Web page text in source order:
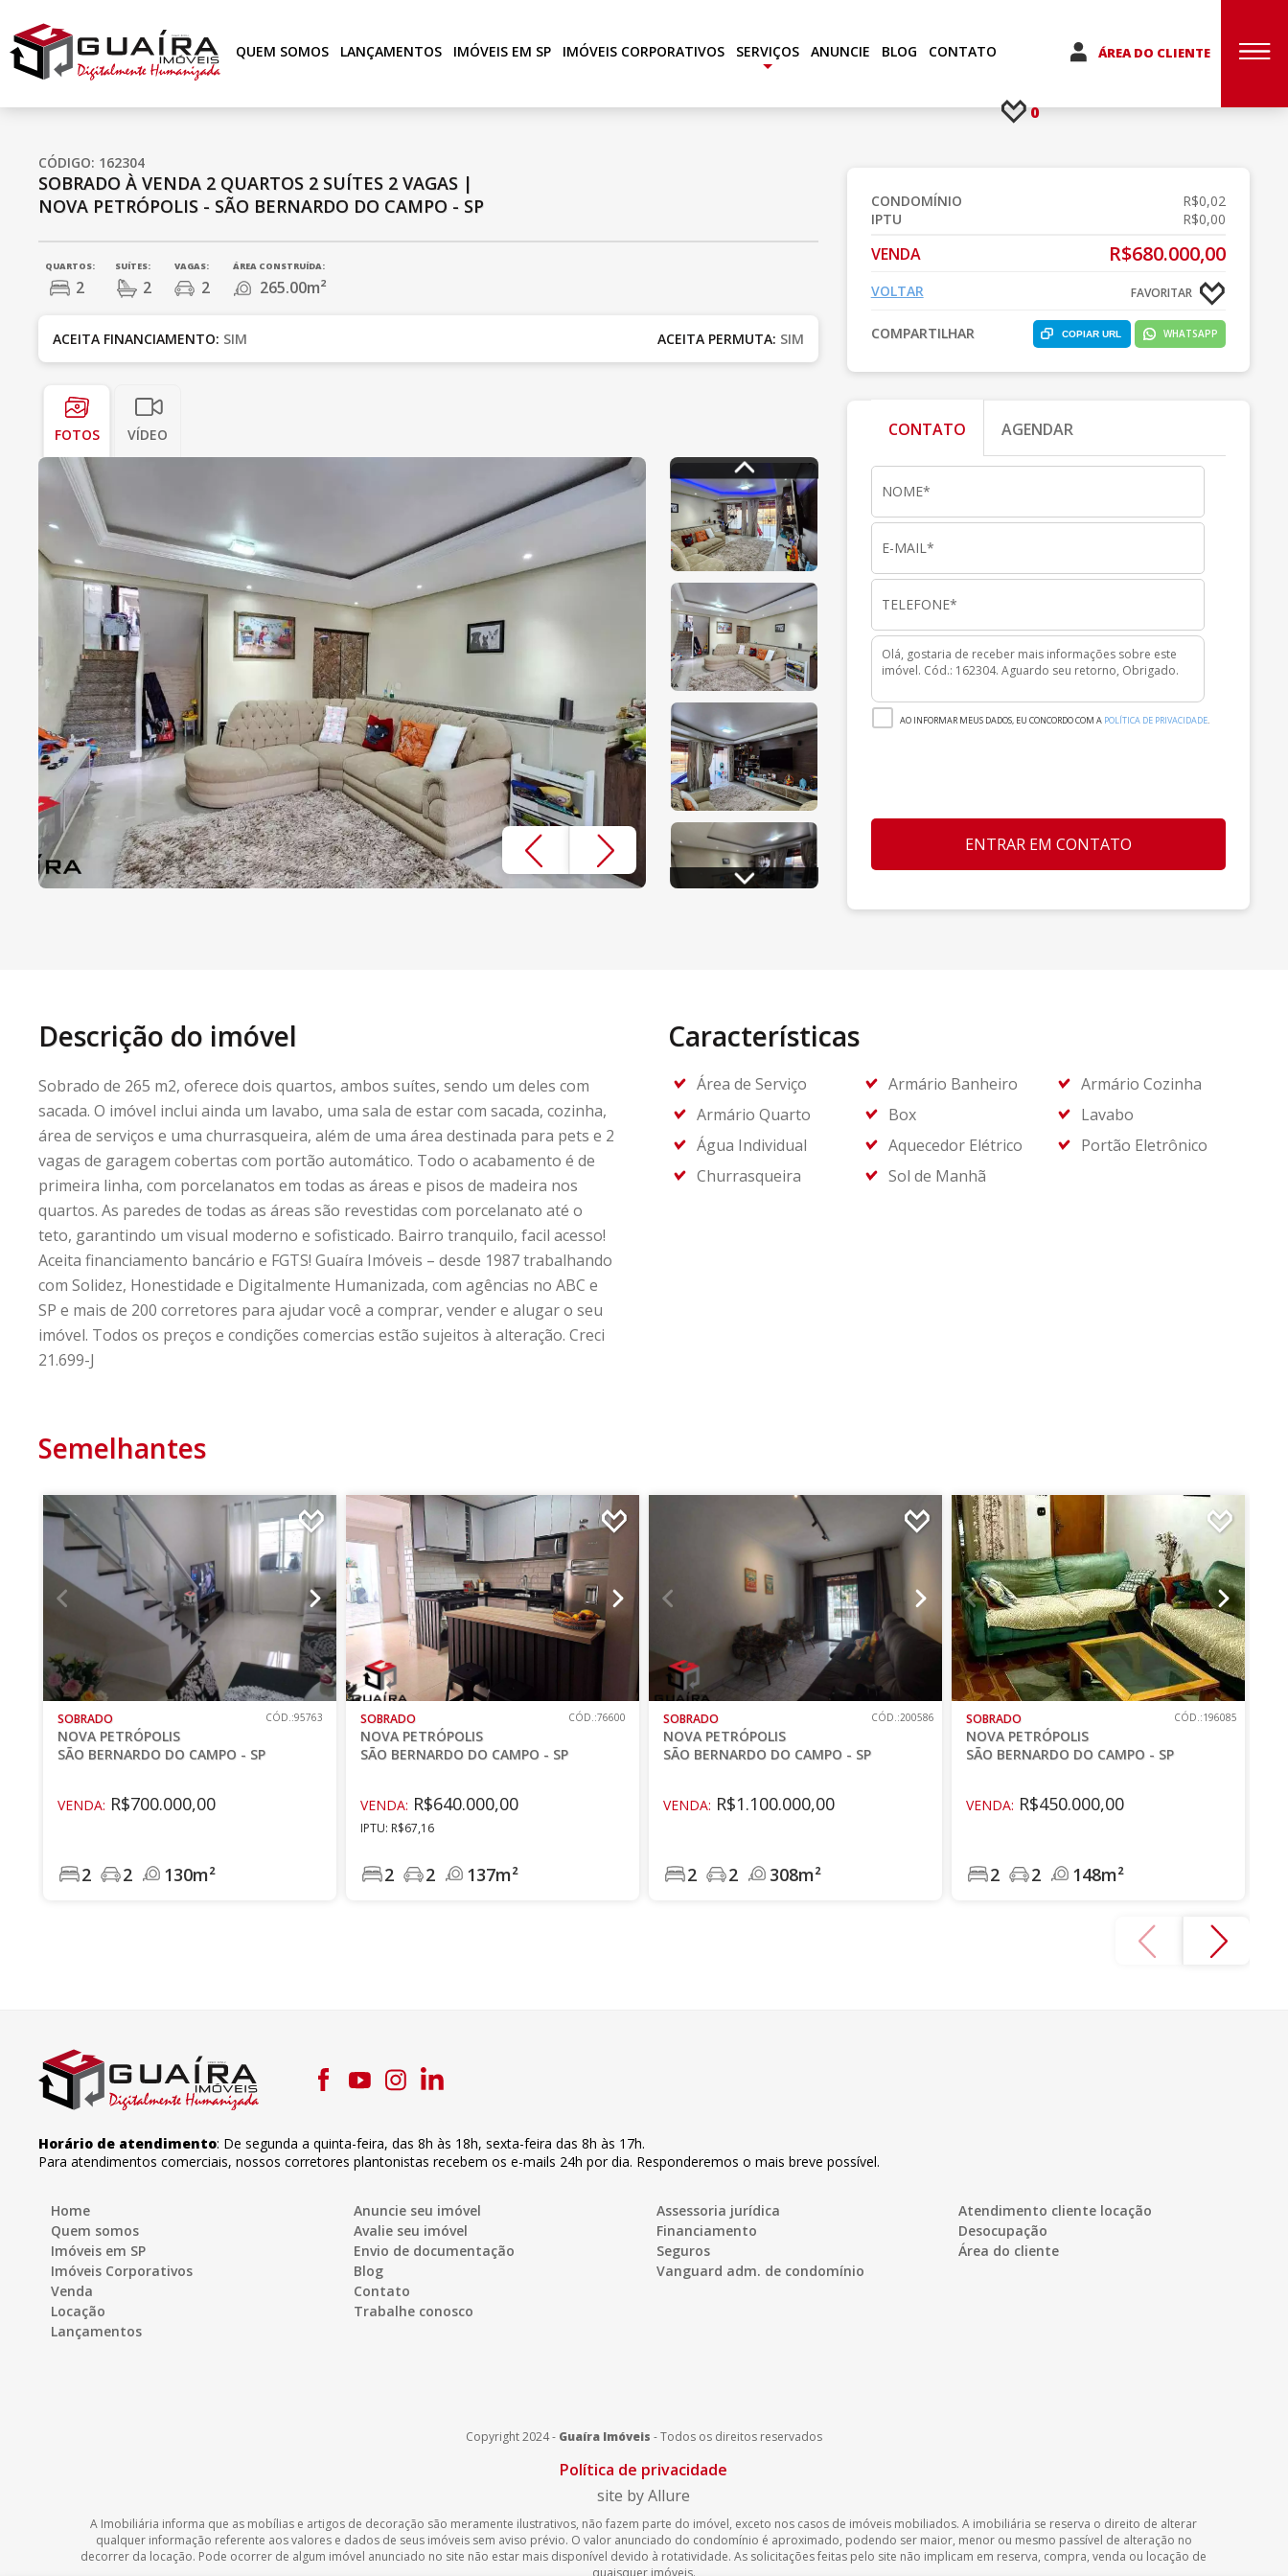
QUEM SOMOS LANÇAMENTOS IMÓVEIS EM SP
IMÓVEIS CORPORATIVOS
SERVIÇOS ANUNCIE BLOG CONTATO ÁREA DO CLIENTE
0
CÓDIGO: 162304
SOBRADO À VENDA 2 QUARTOS 2 SUÍTES 2 VAGAS |
NOVA PETRÓPOLIS - SÃO BERNARDO DO CAMPO - SP
QUARTOS:
2
SUÍTES:
2
VAGAS:
2
ÁREA CONSTRUÍDA:
265.00m²
ACEITA FINANCIAMENTO: SIM ACEITA PERMUTA: SIM
FOTOS VÍDEO
CONDOMÍNIO
R$0,02
IPTU
R$0,00
VENDA R$680.000,00
FAVORITAR
VOLTAR
COMPARTILHAR WHATSAPP
COPIAR URL
CONTATO AGENDAR
AO INFORMAR MEUS DADOS, EU CONCORDO COM A POLÍTICA DE PRIVACIDADE.
ENTRAR EM CONTATO
Descrição do imóvel
Sobrado de 265 m2, oferece dois quartos, ambos suítes, sendo um deles com
sacada. O imóvel inclui ainda um lavabo, uma sala de estar com sacada, cozinha,
área de serviços e uma churrasqueira, além de uma área destinada para pets e 2
vagas de garagem cobertas com portão automático. Todo o acabamento é de
primeira linha, com porcelanatos em todas as áreas e pisos de madeira nos
quartos. As paredes de todas as áreas são revestidas com porcelanato até o
teto, garantindo um visual moderno e sofisticado. Bairro tranquilo, facil acesso!
Aceita financiamento bancário e FGTS! Guaíra Imóveis – desde 1987 trabalhando
com Solidez, Honestidade e Digitalmente Humanizada, com agências no ABC e
SP e mais de 200 corretores para ajudar você a comprar, vender e alugar o seu
imóvel. Todos os preços e condições comercias estão sujeitos à alteração. Creci
21.699-J
Características
Área de Serviço Armário Banheiro
Armário Cozinha
Armário Quarto
Box
Lavabo
Água Individual
Aquecedor Elétrico
Portão Eletrônico
Churrasqueira
Sol de Manhã
Semelhantes
SOBRADO
NOVA PETRÓPOLIS
SÃO BERNARDO DO CAMPO - SP
CÓD.:95763
VENDA: R$700.000,00
2 2 130m²
SOBRADO
NOVA PETRÓPOLIS
SÃO BERNARDO DO CAMPO - SP
CÓD.:76600
VENDA: R$640.000,00
IPTU: R$67,16
2 2 137m²
SOBRADO
NOVA PETRÓPOLIS
SÃO BERNARDO DO CAMPO - SP
CÓD.:200586
VENDA: R$1.100.000,00
2 2 308m²
SOBRADO
NOVA PETRÓPOLIS
SÃO BERNARDO DO CAMPO - SP
CÓD.:196085
VENDA: R$450.000,00
2 2 148m²
Horário de atendimento: De segunda a quinta-feira,das 8h às 18h,sexta-feira das 8h às 17h.
Para atendimentos comerciais, nossos corretores plantonistas recebem os e-mails 24h por dia. Responderemos o mais breve possível.
Home
Quem somos
Imóveis em SP
Imóveis Corporativos
Venda
Locação
Lançamentos
Anuncie seu imóvel
Avalie seu imóvel
Envio de documentação
Blog
Contato
Trabalhe conosco
Assessoria jurídica
Financiamento
Seguros
Vanguard adm. de condomínio
Atendimento cliente locação
Desocupação
Área do cliente
Copyright 2024 - Guaíra Imóveis -Todos os direitos reservados
Política de privacidade
site by Allure
A Imobiliária informa que as mobílias e artigos de decoração são meramente ilustrativos, não fazem parte do imóvel, exceto nos casos de imóveis mobiliados. A imobiliária se reserva o direito de alterar
qualquer informação referente aos valores e dados de seus imóveis sem aviso prévio. O valor anunciado do condomínio é aproximado, podendo ser maior, menor ou mesmo passível de alteração no
decorrer da locação. Pode ocorrer de algum imóvel anunciado no site não estar mais disponível devido à rotatividade. As solicitações feitas pelo site não implicam em reserva, compra, venda ou locação de
quaisquer imóveis.